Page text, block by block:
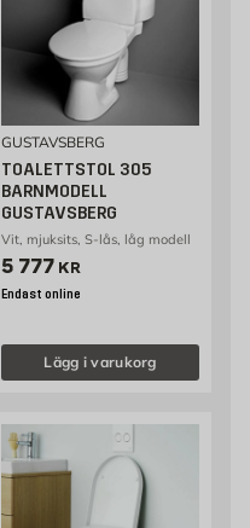
GUSTAVSBERG
TOALETTSTOL 305
BARNMODELL
GUSTAVSBERG
Vit, mjuksits, S-lås, låg modell
Pris 5777 kr
5 777 KR
Endast online
Lägg i varukorg